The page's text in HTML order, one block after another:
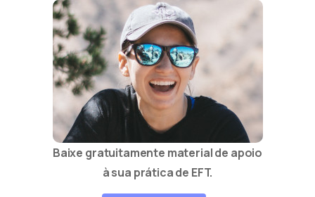
Baixe gratuitamente material de apoio
à sua prática de EFT.